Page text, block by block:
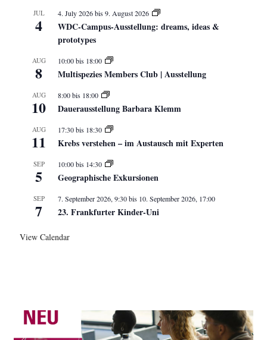
JUL
4
4. July 2026bis9. August 2026
WDC-Campus-Ausstellung: dreams, ideas &
prototypes
AUG
8
10:00bis 18:00
Multispezies Members Club | Ausstellung
AUG
10
8:00bis 18:00
Dauerausstellung Barbara Klemm
AUG
11
17:30bis 18:30
Krebs verstehen – im Austausch mit Experten
SEP
5
10:00bis 14:30
Geographische Exkursionen
SEP
7
7. September 2026, 9:30bis 10. September 2026, 17:00
23. Frankfurter Kinder-Uni
View Calendar